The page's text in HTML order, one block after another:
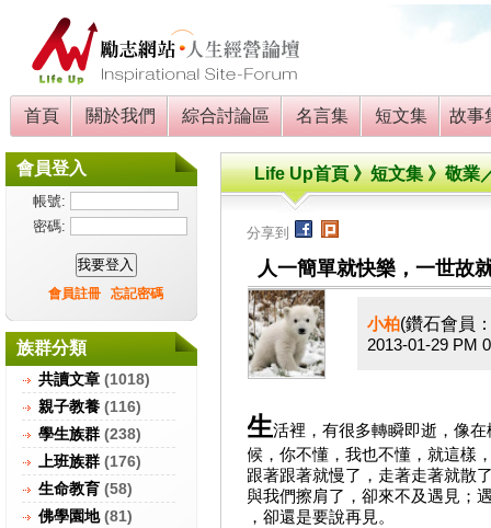
首頁 關於我們 綜合討論區 名言集 短文集 故
會員登入
帳號:
密碼:
會員註冊 忘記密碼
族群分類
共讀文章 (1018)
親子教養 (116)
學生族群 (238)
上班族群 (176)
生命教育 (58)
佛學園地(81)
Life Up首頁 》短文集 》敬業
分享到
人一簡單就快樂，一世故
小柏(鑽石會員
2013-01-29 PM
生活裡，有很多轉瞬即逝，像
候，你不懂，我也不懂，就這樣
跟著跟著就慢了，走著走著就散
與我們擦肩了，卻來不及遇見；
，卻還是要說再見。